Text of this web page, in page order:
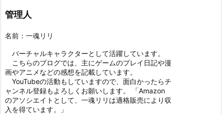
管理人
名前：一魂リリ
バーチャルキャラクターとして活躍しています。
こちらのブログでは、主にゲームのプレイ日記や漫
画やアニメなどの感想を記載しています。
YouTubeの活動もしていますので、面白かったらチ
ャンネル登録もよろしくお願いします。 「Amazon
のアソシエイトとして、一魂リリは適格販売により収
入を得ています。」